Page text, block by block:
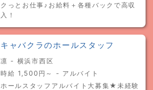
クっとお仕事♪お給料＋各種バックで高収
入！
キャバクラのホールスタッフ
凛 - 横浜市西区
時給 1,500円～ - アルバイト
ホールスタッフアルバイト大募集★未経験